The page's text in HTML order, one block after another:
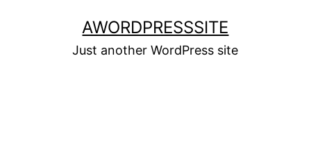
AWORDPRESSSITE
Just another WordPress site